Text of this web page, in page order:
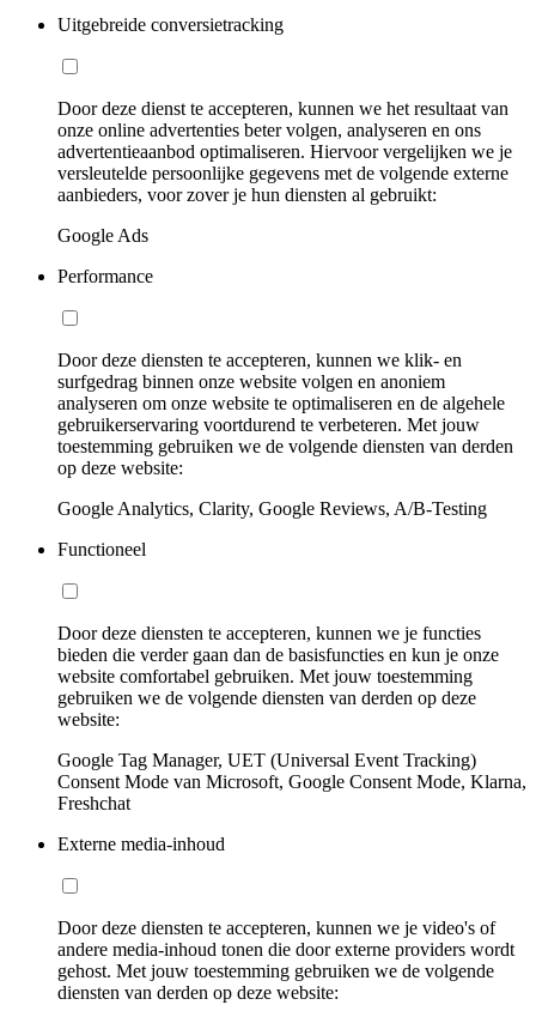
Uitgebreide conversietracking
Door deze dienst te accepteren, kunnen we het resultaat van
onze online advertenties beter volgen, analyseren en ons
advertentieaanbod optimaliseren. Hiervoor vergelijken we je
versleutelde persoonlijke gegevens met de volgende externe
aanbieders, voor zover je hun diensten al gebruikt:
Google Ads
Performance
Door deze diensten te accepteren, kunnen we klik- en
surfgedrag binnen onze website volgen en anoniem
analyseren om onze website te optimaliseren en de algehele
gebruikerservaring voortdurend te verbeteren. Met jouw
toestemming gebruiken we de volgende diensten van derden
op deze website:
Google Analytics, Clarity, Google Reviews, A/B-Testing
Functioneel
Door deze diensten te accepteren, kunnen we je functies
bieden die verder gaan dan de basisfuncties en kun je onze
website comfortabel gebruiken. Met jouw toestemming
gebruiken we de volgende diensten van derden op deze
website:
Google Tag Manager, UET (Universal Event Tracking)
Consent Mode van Microsoft, Google Consent Mode, Klarna,
Freshchat
Externe media-inhoud
Door deze diensten te accepteren, kunnen we je video's of
andere media-inhoud tonen die door externe providers wordt
gehost. Met jouw toestemming gebruiken we de volgende
diensten van derden op deze website: